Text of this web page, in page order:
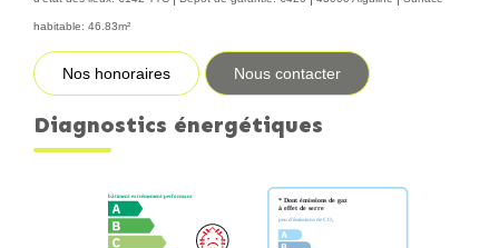
habitable: 46.83m²
Nos honoraires Nous contacter
Diagnostics énergétiques